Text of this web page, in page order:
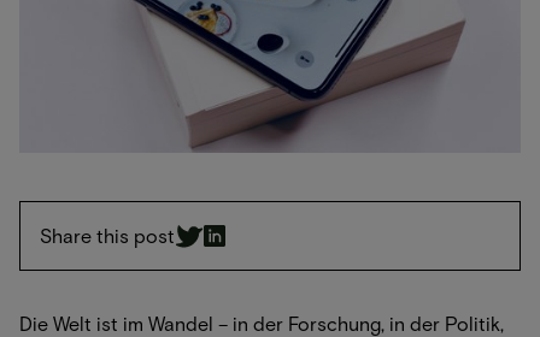
Share this post
Die Welt ist im Wandel – in der Forschung, in der Politik,